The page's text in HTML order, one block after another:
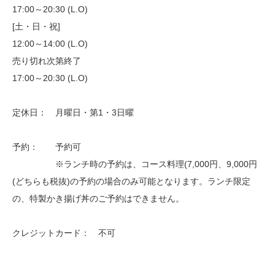
17:00～20:30 (L.O)
[土・日・祝]
12:00～14:00 (L.O)
売り切れ次第終了
17:00～20:30 (L.O)
定休日： 月曜日・第1・3日曜
予約： 予約可
※ランチ時の予約は、コース料理(7,000円、9,000円
(どちらも税抜)の予約の場合のみ可能となります。ランチ限定
の、特製かき揚げ丼のご予約はできません。
クレジットカード： 不可